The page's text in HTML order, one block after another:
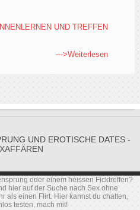
UND TREFFEN
--->Weiterlesen
UND EROTISCHE DATES-
oder einem heissen Ficktreffen?
hier auf der Suche nach Sex ohne
als einen Flirt. Hier kannst du chatten,
testen, mach mit!